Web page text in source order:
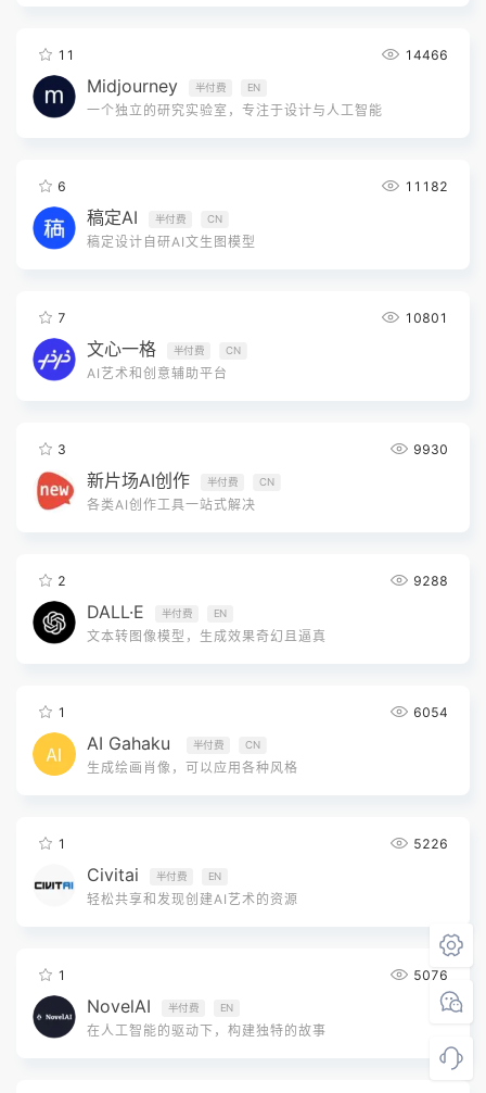
11 14466
Midjourney 半付费 EN
一个独立的研究实验室，专注于设计与人工智能
6 11182
稿定AI 半付费 CN
稿定设计自研AI文生图模型
7 10801
文心一格 半付费 CN
AI艺术和创意辅助平台
3 9930
新片场AI创作 半付费 CN
各类AI创作工具一站式解决
2 9288
DALL·E 半付费 EN
文本转图像模型，生成效果奇幻且逼真
1 6054
AI Gahaku 半付费 CN
生成绘画肖像，可以应用各种风格
1 5226
Civitai 半付费 EN
轻松共享和发现创建AI艺术的资源
1 5076
NovelAI 半付费 EN
在人工智能的驱动下，构建独特的故事